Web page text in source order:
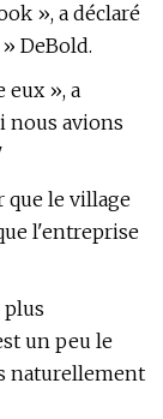
», a déclaré
DeBold.
eux », a
nous avions
que le village
l'entreprise
un peu le
naturellement